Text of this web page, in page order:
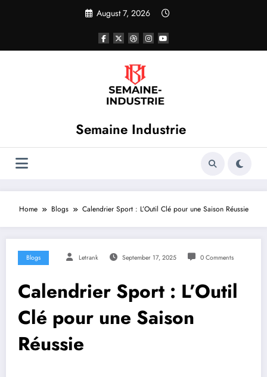
August 7, 2026
Semaine Industrie
Home Blogs Calendrier Sport : L’Outil Clé pour une Saison Réussie
Blogs Letrank September 17, 2025 0 Comments
Calendrier Sport : L’Outil
Clé pour une Saison
Réussie